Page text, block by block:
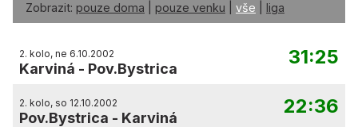
Zobrazit: pouze doma pouze venku vše liga
2. kolo, ne 6.10.2002
Karviná - Pov.Bystrica
31:25
2. kolo, so 12.10.2002
Pov.Bystrica - Karviná
22:36